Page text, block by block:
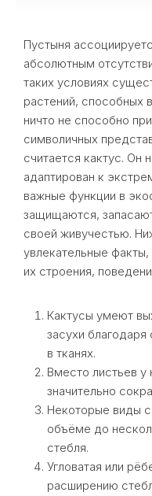
Пустыня
абсолютным
таких условиях
растений, способных
ничто не способно
символичных
считается кактус. Он
адаптирован к
важные функции в
защищаются,
своей живучестью.
увлекательные
их строения,
Кактусы умеют
засухи благодаря
в тканях.
Вместо листьев у
значительно
Некоторые виды
объёме до
стебля.
Угловатая или
расширению